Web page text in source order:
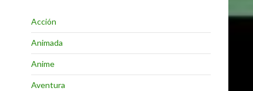
Acción
Animada
Anime
Aventura